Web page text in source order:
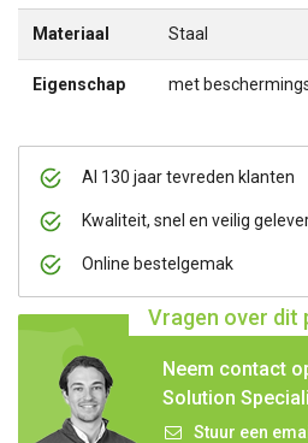
Al 130 jaar tevreden klanten
Kwaliteit, snel en veilig
Online bestelgemak
Vragen over dit
Neem contact
Solution
Stuur een
Materiaal Staal
Eigenschap met